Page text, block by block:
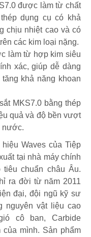
được làm từ chất
dụng cụ có khả
chịu nhiệt cao và có
các kim loại nặng.
làm từ hợp kim siêu
xác, giúp dễ dàng
khả năng khoan
MKS7.0 bằng thép
quả và độ bền vượt
nước.
Waves của Tiệp
tại nhà máy chính
chuẩn châu Âu.
ra đời từ năm 2011
đại, đội ngũ kỹ sư
nguyên vật liệu cao
cô ban, Carbide
của mình. Sản phẩm